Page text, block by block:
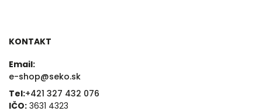
KONTAKT
Email:
e-shop@seko.sk
Tel:+421 327 432 076
IČO: 3631 4323